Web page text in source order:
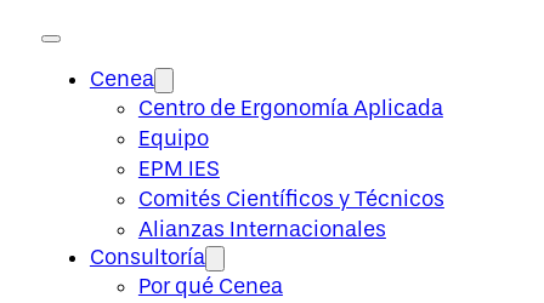
Cenea
Centro de Ergonomía Aplicada
Equipo
EPM IES
Comités Científicos y Técnicos
Alianzas Internacionales
Consultoría
Por qué Cenea